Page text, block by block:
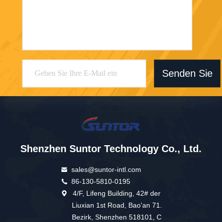
Senden Sie
Shenzhen Suntor Technology Co., Ltd.
sales@suntor-intl.com
86-130-5810-0195
4/F, Lifeng Building, 42# der
Liuxian 1st Road, Bao'an 71.
Bezirk, Shenzhen 518101, C